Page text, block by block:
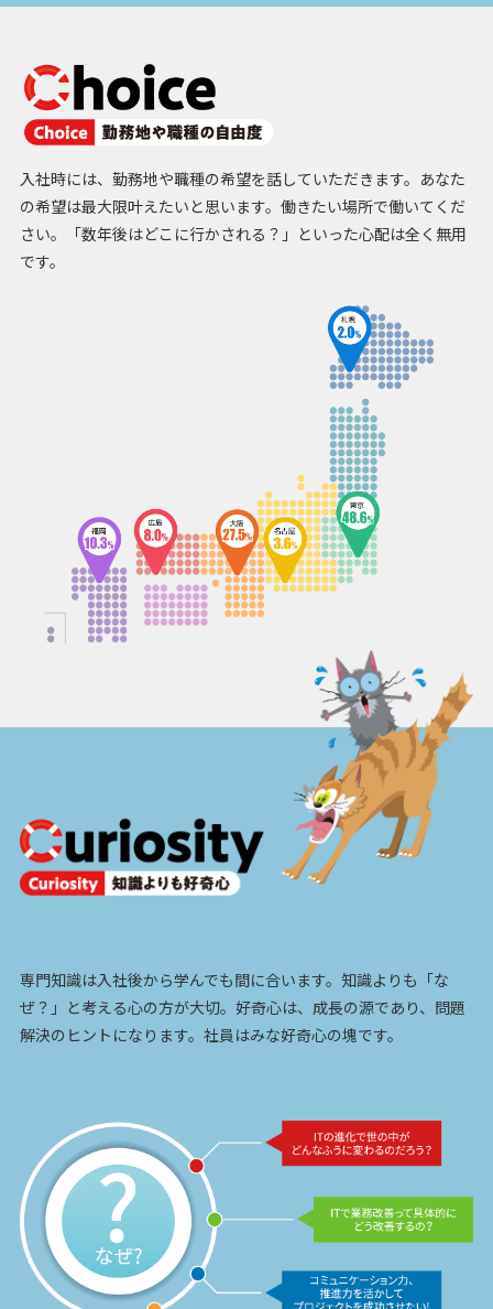
入社時には、勤務地や職種の希望を話していただきます。あなた
の希望は最大限叶えたいと思います。働きたい場所で働いてくだ
さい。「数年後はどこに行かされる？」といった心配は全く無用
です。
専門知識は入社後から学んでも間に合います。知識よりも「な
ぜ？」と考える心の方が大切。好奇心は、成長の源であり、問題
解決のヒントになります。社員はみな好奇心の塊です。